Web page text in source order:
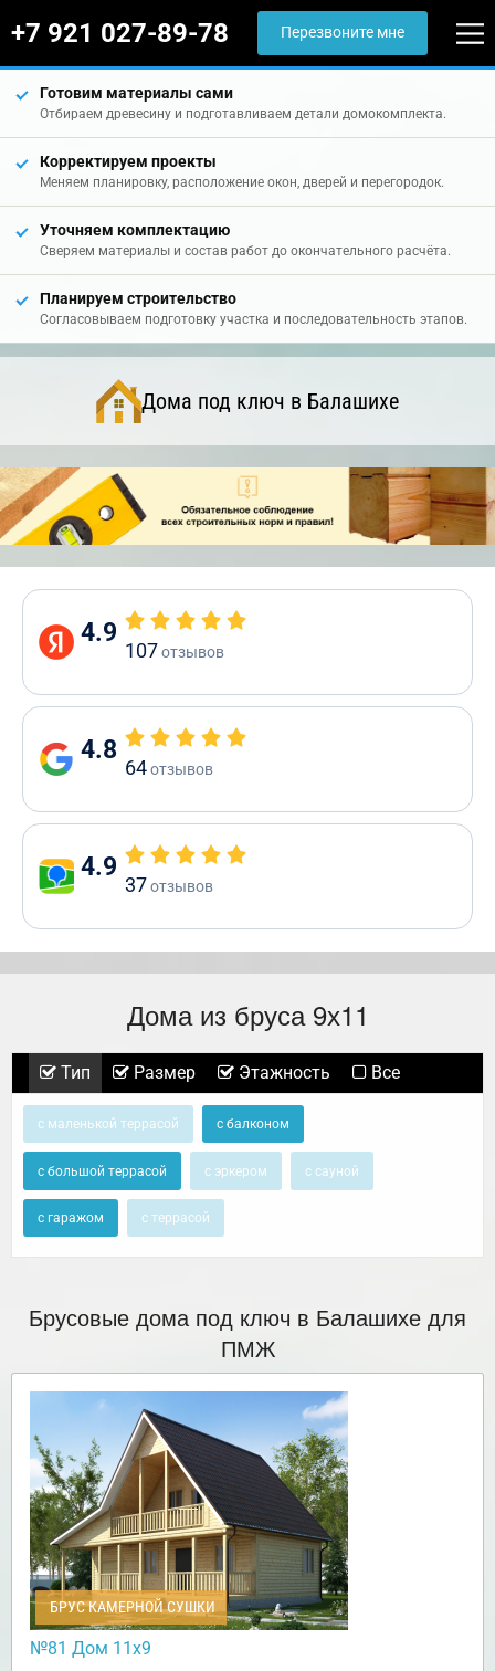
+7 921 027-89-78 Перезвоните мне
Готовим материалы сами
Отбираем древесину и подготавливаем детали домокомплекта.
Корректируем проекты
Меняем планировку, расположение окон, дверей и перегородок.
Уточняем комплектацию
Сверяем материалы и состав работ до окончательного расчёта.
Планируем строительство
Согласовываем подготовку участка и последовательность этапов.
Дома под ключ в Балашихе
4.9
107отзывов
4.8
64отзывов
4.9
37отзывов
Дома из бруса 9х11
Тип Размер Этажность Все
с маленькой террасой с балконом
с большой террасой с эркером с сауной
с гаражом с террасой
Брусовые дома под ключ в Балашихе для
ПМЖ
БРУС КАМЕРНОЙ СУШКИ
№81 Дом 11х9